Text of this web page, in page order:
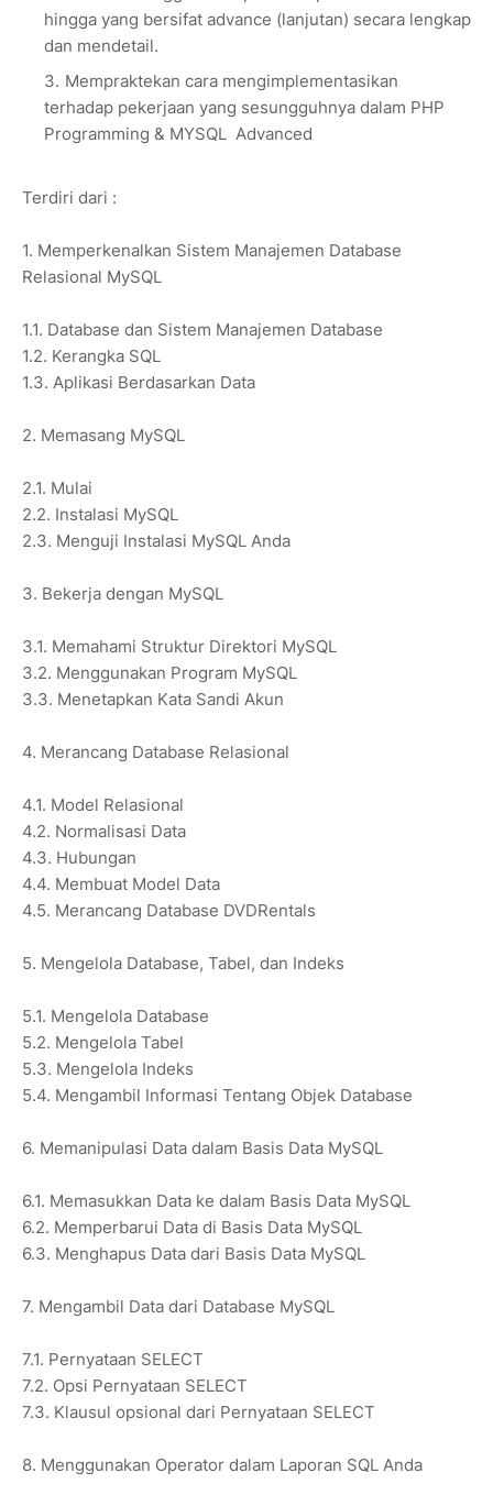
hingga yang bersifat advance (lanjutan) secara lengkap
dan mendetail.
Mempraktekan cara mengimplementasikan
terhadap pekerjaan yang sesungguhnya dalam PHP
Programming & MYSQL Advanced
Terdiri dari :
1. Memperkenalkan Sistem Manajemen Database
Relasional MySQL
1.1. Database dan Sistem Manajemen Database
1.2. Kerangka SQL
1.3. Aplikasi Berdasarkan Data
2. Memasang MySQL
2.1. Mulai
2.2. Instalasi MySQL
2.3. Menguji Instalasi MySQL Anda
3. Bekerja dengan MySQL
3.1. Memahami Struktur Direktori MySQL
3.2. Menggunakan Program MySQL
3.3. Menetapkan Kata Sandi Akun
4. Merancang Database Relasional
4.1. Model Relasional
4.2. Normalisasi Data
4.3. Hubungan
4.4. Membuat Model Data
4.5. Merancang Database DVDRentals
5. Mengelola Database, Tabel, dan Indeks
5.1. Mengelola Database
5.2. Mengelola Tabel
5.3. Mengelola Indeks
5.4. Mengambil Informasi Tentang Objek Database
6. Memanipulasi Data dalam Basis Data MySQL
6.1. Memasukkan Data ke dalam Basis Data MySQL
6.2. Memperbarui Data di Basis Data MySQL
6.3. Menghapus Data dari Basis Data MySQL
7. Mengambil Data dari Database MySQL
7.1. Pernyataan SELECT
7.2. Opsi Pernyataan SELECT
7.3. Klausul opsional dari Pernyataan SELECT
8. Menggunakan Operator dalam Laporan SQL Anda